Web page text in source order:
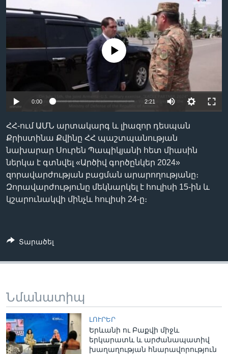
ԿԱՊ ՄԵԶ ՀԵՏ
ՀԵՏԵՒԵՔ ՄԵԶ
No media source currently available
0:00 2:21
ՀՀ-ում ԱՄՆ արտակարգ և լիազոր դեսպան
Քրիստինա Քվինը ՀՀ պաշտպանության
նախարար Սուրեն Պապիկյանի հետ միասին
ներկա է գտնվել «Արծիվ գործընկեր 2024»
զորավարժության բացման արարողությանը։
Զորավարժությունը մեկնարկել է հուլիսի 15-ին և
կշարունակվի մինչև հուլիսի 24-ը։
Տարածել
Նմանատիպ
ԼՈՒՐԵՐ
Երևանի ու Բաքվի միջև
երկարատև և արժանապատիվ
խաղաղության հնարավորություն